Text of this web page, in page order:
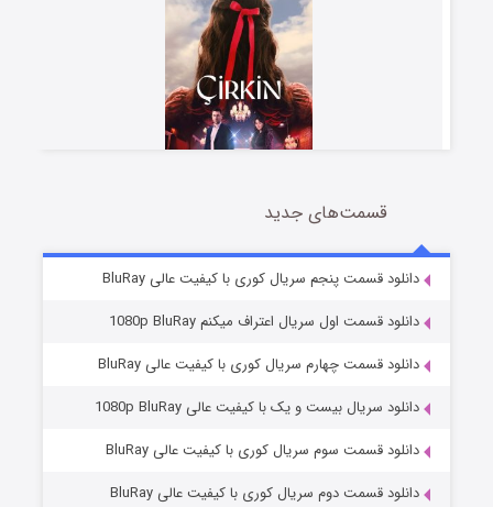
سریال زشت
قسمت5 (زیرنویس) منتشر شد
وستی ها
قسمت‌های جدید
دانلود قسمت پنجم سریال کوری با کیفیت عالی BluRay
دانلود قسمت اول سریال اعتراف میکنم 1080p BluRay
دانلود قسمت چهارم سریال کوری با کیفیت عالی BluRay
دانلود سریال بیست و یک با کیفیت عالی 1080p BluRay
دانلود قسمت سوم سریال کوری با کیفیت عالی BluRay
دانلود قسمت دوم سریال کوری با کیفیت عالی BluRay